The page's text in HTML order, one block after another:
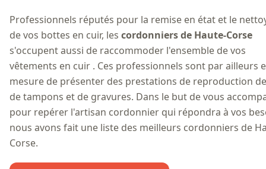
Professionnels réputés pour la remise en état et le
de vos bottes en cuir, les cordonniers de Haute-Corse
s'occupent aussi de raccommoder l'ensemble de vos
vêtements en cuir . Ces professionnels sont par ailleurs
mesure de présenter des prestations de reproduction
de tampons et de gravures. Dans le but de vous
pour repérer l'artisan cordonnier qui répondra à vos
nous avons fait une liste des meilleurs cordonniers de
Corse.